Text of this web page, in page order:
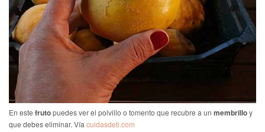
En este frutopuedes ver el polvillo o tomento que recubre a un membrilloy
que debes eliminar. Vía cuidasdeti.com